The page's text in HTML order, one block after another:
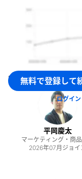
マーケティング戦
AIエージェントの
成果報酬型による費
無料で登録して
ログイン
malna株式会社
平岡慶太
マーケティング・商
2026年07月 ジョイ